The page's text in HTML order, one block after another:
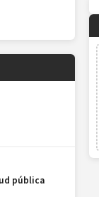
pública